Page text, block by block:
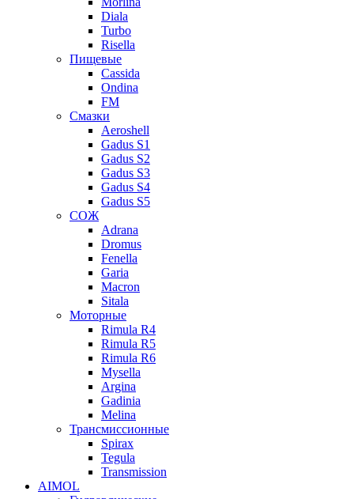
Diala
Turbo
Risella
Пищевые
Cassida
Ondina
FM
Смазки
Aeroshell
Gadus S1
Gadus S2
Gadus S3
Gadus S4
Gadus S5
СОЖ
Adrana
Dromus
Fenella
Garia
Macron
Sitala
Моторные
Rimula R4
Rimula R5
Rimula R6
Mysella
Argina
Gadinia
Melina
Трансмиссионные
Spirax
Tegula
Transmission
AIMOL